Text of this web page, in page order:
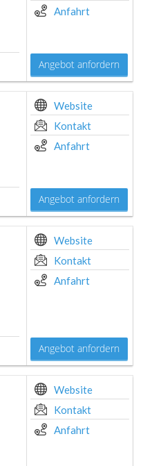
Anfahrt
Angebot anfordern
Website
Kontakt
Anfahrt
Angebot anfordern
Website
Kontakt
Anfahrt
Angebot anfordern
Website
Kontakt
Anfahrt